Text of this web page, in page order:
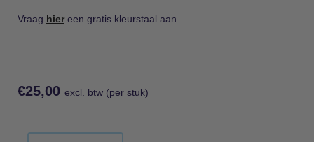
Vraag hier een gratis kleurstaal aan
€25,00 excl. btw (per stuk)